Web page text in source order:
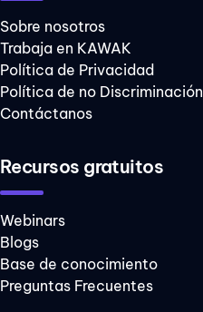
Sobre nosotros
Trabaja en KAWAK
Política de Privacidad
Política de no Discriminación
Contáctanos
Recursos gratuitos
Webinars
Blogs
Base de conocimiento
Preguntas Frecuentes